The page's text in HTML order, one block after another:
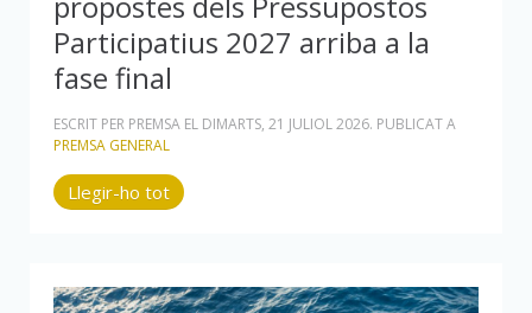
Participatius 2027 arriba a la
fase final
ESCRIT PER PREMSA EL DIMARTS, 21 JULIOL 2026. PUBLICAT A
PREMSA GENERAL
Llegir-ho tot